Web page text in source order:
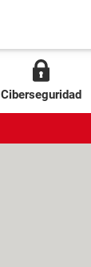
Ciberseguridad